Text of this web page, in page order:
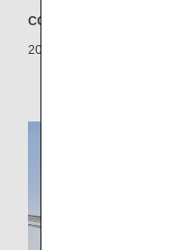
CO2排出量削減
2026/07/22